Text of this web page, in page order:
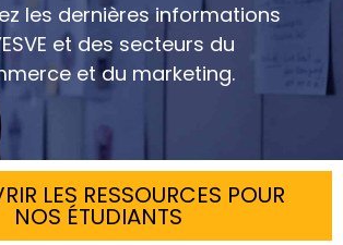
les dernières informations
et des secteurs du
et du marketing.
LES RESSOURCES POUR
NOS ÉTUDIANTS